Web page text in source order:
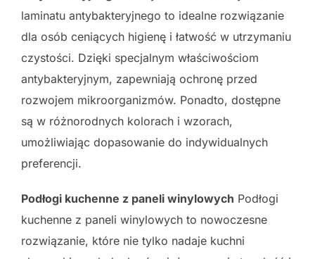
laminatu antybakteryjnego to idealne rozwiązanie
dla osób ceniących higienę i łatwość w utrzymaniu
czystości. Dzięki specjalnym właściwościom
antybakteryjnym, zapewniają ochronę przed
rozwojem mikroorganizmów. Ponadto, dostępne
są w różnorodnych kolorach i wzorach,
umożliwiając dopasowanie do indywidualnych
preferencji.
Podłogi kuchenne z paneli winylowych Podłogi
kuchenne z paneli winylowych to nowoczesne
rozwiązanie, które nie tylko nadaje kuchni